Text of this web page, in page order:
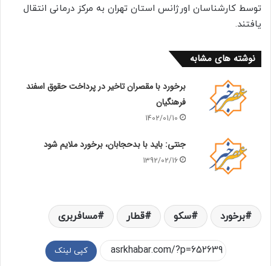
توسط کارشناسان اورژانس استان تهران به مرکز درمانی انتقال
یافتند.
نوشته های مشابه
برخورد با مقصران تاخیر در پرداخت حقوق اسفند
فرهنگیان
1402/01/10
جنتی: باید با بدحجابان، برخورد ملایم شود
1392/02/16
برخورد سکو قطار مسافربری
کپی لینک